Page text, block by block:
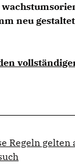
neu
Regeln gelten